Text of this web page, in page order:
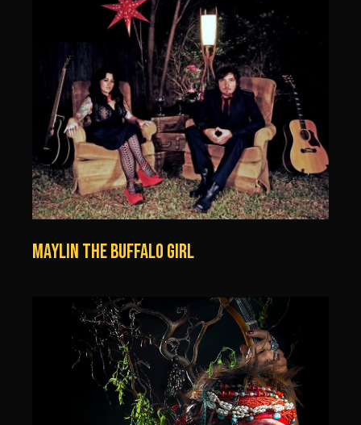
MAYLIN THE BUFFALO GIRL